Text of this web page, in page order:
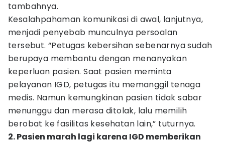
tambahnya.
Kesalahpahaman komunikasi di awal, lanjutnya,
menjadi penyebab munculnya persoalan
tersebut. “Petugas kebersihan sebenarnya sudah
berupaya membantu dengan menanyakan
keperluan pasien. Saat pasien meminta
pelayanan IGD, petugas itu memanggil tenaga
medis. Namun kemungkinan pasien tidak sabar
menunggu dan merasa ditolak, lalu memilih
berobat ke fasilitas kesehatan lain,” tuturnya.
‎2. Pasien marah lagi karena IGD memberikan